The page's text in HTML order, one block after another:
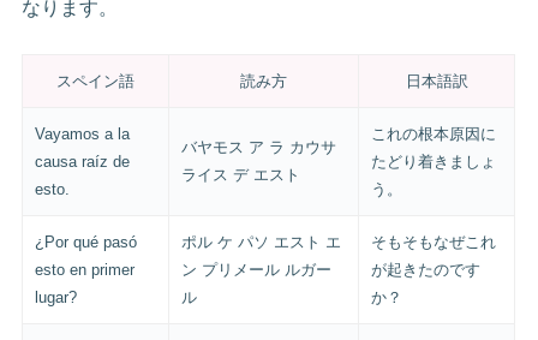
なります。
スペイン語 読み方 日本語訳
Vayamos a la
causa raíz de
esto.
バヤモス ア ラ カウサ
ライス デ エスト
これの根本原因に
たどり着きましょ
う。
¿Por qué pasó
esto en primer
lugar?
ポル ケ パソ エスト エ
ン プリメール ルガー
ル
そもそもなぜこれ
が起きたのです
か？